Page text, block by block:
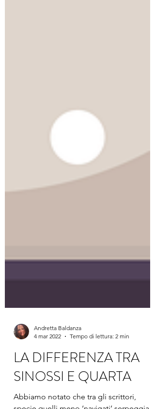
4 mar 2022
Tempo di lettura: 2 min
LA DIFFERENZA TRA
SINOSSI E QUARTA